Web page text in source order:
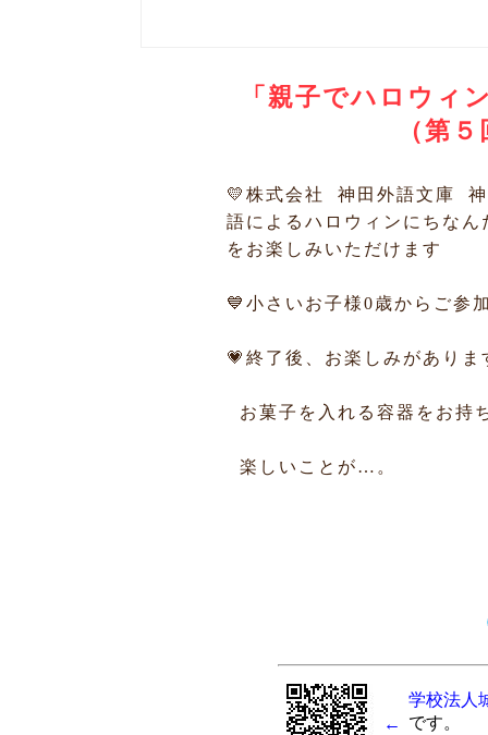
「親子でハロウィ
（第
💛株式会社 神田外語文庫
語によるハロウィンにちな
をお楽しみいただけます
💙小さいお子様0歳からご参
💗終了後、お楽しみがありま
お菓子を入れる容器をお持
楽しいことが…。
←
学校法人
です。